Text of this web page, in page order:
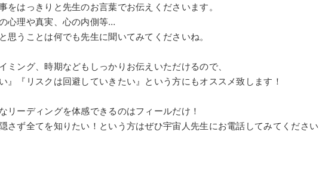
をはっきりと先生のお言葉でお伝えくださいます。
心理や真実、心の内側等…
思うことは何でも先生に聞いてみてくださいね。
ミング、時期などもしっかりお伝えいただけるので、
』『リスクは回避していきたい』という方にもオススメ致します！
リーディングを体感できるのはフィールだけ！
さず全てを知りたい！という方はぜひ宇宙人先生にお電話してみてくださ